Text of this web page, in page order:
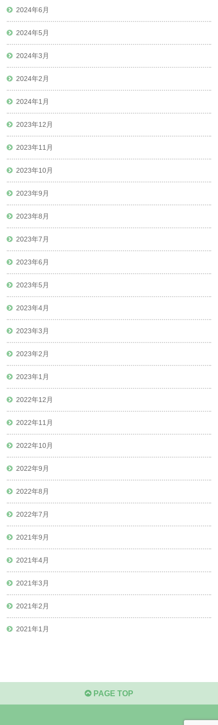
2024年6月
2024年5月
2024年3月
2024年2月
2024年1月
2023年12月
2023年11月
2023年10月
2023年9月
2023年8月
2023年7月
2023年6月
2023年5月
2023年4月
2023年3月
2023年2月
2023年1月
2022年12月
2022年11月
2022年10月
2022年9月
2022年8月
2022年7月
2021年9月
2021年4月
2021年3月
2021年2月
2021年1月
PAGE TOP